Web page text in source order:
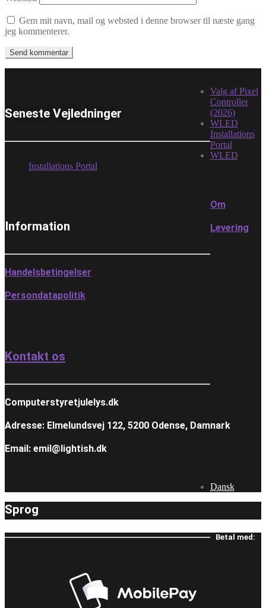
Gem mit navn, mail og websted i denne browser til næste gang
jeg kommenterer.
Seneste Vejledninger
Valg af Pixel
Controller
(2026)
WLED
Installations
Portal
WLED
Installations Portal
Information
Om
Levering
Handelsbetingelser
Persondatapolitik
Kontakt os
Computerstyretjulelys.dk
Adresse: Elmelundsvej 122, 5200 Odense, Damnark
Email: emil@lightish.dk
Sprog
Dansk
Betal med: